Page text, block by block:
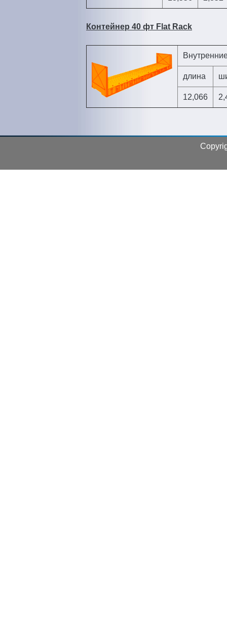
Контейнер 40 фт Flat Rack
длина
12,066